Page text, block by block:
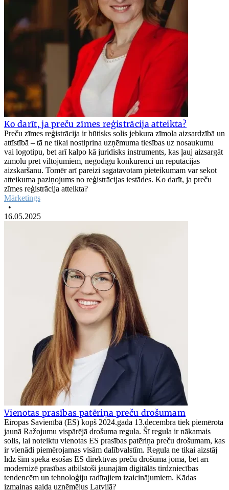
Ko darīt, ja preču zīmes reģistrācija atteikta?
Preču zīmes reģistrācija ir būtisks solis jebkura zīmola aizsardzībā un
attīstībā – tā ne tikai nostiprina uzņēmuma tiesības uz nosaukumu
vai logotipu, bet arī kalpo kā juridisks instruments, kas ļauj aizsargāt
zīmolu pret viltojumiem, negodīgu konkurenci un reputācijas
aizskaršanu. Tomēr arī pareizi sagatavotam pieteikumam var sekot
atteikuma paziņojums no reģistrācijas iestādes. Ko darīt, ja preču
zīmes reģistrācija atteikta?
Mārketings
•
16.05.2025
Vienotas prasības patēriņa preču drošumam
Eiropas Savienībā (ES) kopš 2024.gada 13.decembra tiek piemērota
jaunā Ražojumu vispārējā drošuma regula. Šī regula ir nākamais
solis, lai noteiktu vienotas ES prasības patēriņa preču drošumam, kas
ir vienādi piemērojamas visām dalībvalstīm. Regula ne tikai aizstāj
līdz šim spēkā esošās ES direktīvas preču drošuma jomā, bet arī
modernizē prasības atbilstoši jaunajām digitālās tirdzniecības
tendencēm un tehnoloģiju radītajiem izaicinājumiem. Kādas
izmaiņas gaida uzņēmējus Latvijā?